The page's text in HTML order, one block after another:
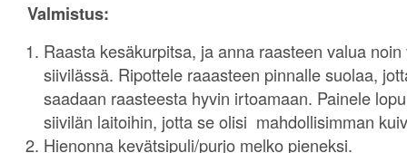
Valmistus:
Raasta kesäkurpitsa, ja anna raasteen valua
siivilässä. Ripottele raaasteen pinnalle suolaa,
saadaan raasteesta hyvin irtoamaan. Painele
siivilän laitoihin, jotta se olisi mahdollisimman
Hienonna kevätsipuli/purjo melko pieneksi.